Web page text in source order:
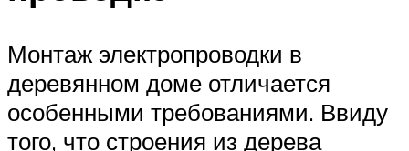
Монтаж электропроводки в
деревянном доме отличается
особенными требованиями. Ввиду
того, что строения из дерева